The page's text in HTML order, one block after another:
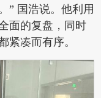
” 国浩说。他利用
面的复盘，同时
紧凑而有序。